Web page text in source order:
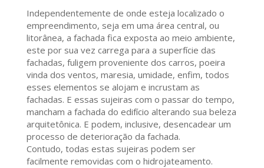
Independentemente de onde esteja localizado o
empreendimento, seja em uma área central, ou
litorânea, a fachada fica exposta ao meio ambiente,
este por sua vez carrega para a superfície das
fachadas, fuligem proveniente dos carros, poeira
vinda dos ventos, maresia, umidade, enfim, todos
esses elementos se alojam e incrustam as
fachadas. E essas sujeiras com o passar do tempo,
mancham a fachada do edifício alterando sua beleza
arquitetônica. E podem, inclusive, desencadear um
processo de deterioração da fachada.
Contudo, todas estas sujeiras podem ser
facilmente removidas com o hidrojateamento.